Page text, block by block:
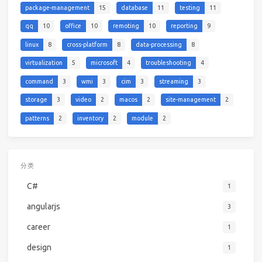
package-management 15 database 11 testing 11
qq 10 office 10 remoting 10 reporting 9
linux 8 cross-platform 8 data-processing 8
virtualization 5 microsoft 4 troubleshooting 4
command 3 wmi 3 cim 3 streaming 3
storage 3 video 2 macos 2 site-management 2
patterns 2 inventory 2 module 2
分类
C# 1
angularjs 3
career 1
design 1